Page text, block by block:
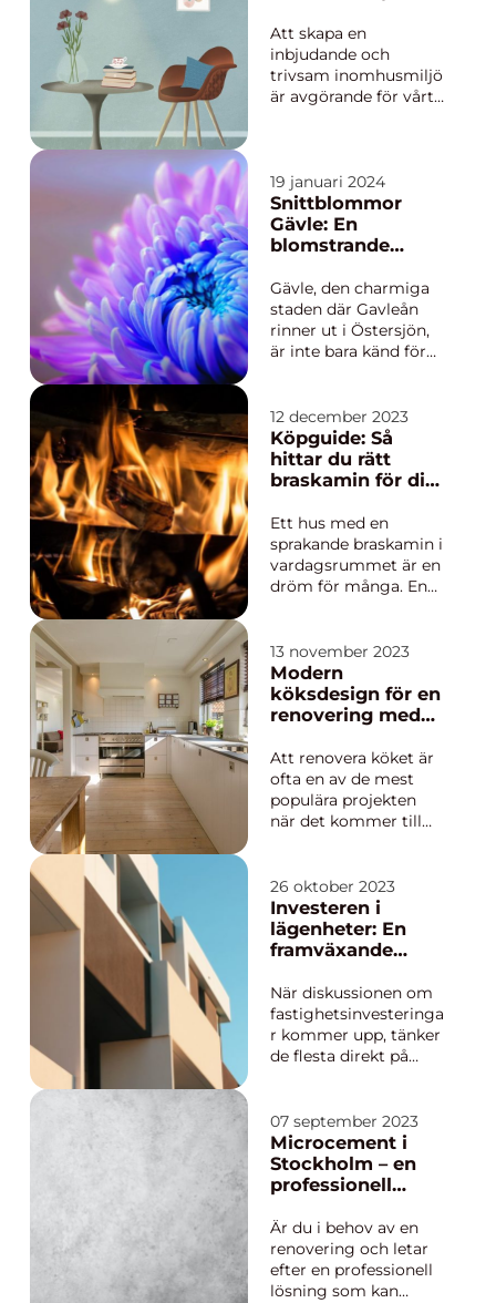
du söke...
Att skapa en
inbjudande och
trivsam inomhusmiljö
är avgörande för vårt
och
målningsprodukter
kan du förvandla ditt
hem till en plats
19 januari 2024
Snittblommor
Gävle: En
blomstrande
Gävle, den charmiga
staden där Gavleån
rinner ut i Östersjön,
är inte bara känd för
även för sin kärlek till
naturen och
blommor. Att pryda
hem och offe...
12 december 2023
Köpguide: Så
hittar du rätt
braskamin för ditt
Ett hus med en
sprakande braskamin i
vardagsrummet är en
dröm för många. En
hemmet, det ger
också en mysig
känsla, ökar
hemtrevnaden och
samlingspunkt för
familje...
13 november 2023
Modern
köksdesign för en
renovering med
Att renovera köket är
ofta en av de mest
populära projekten
när det kommer till
inte bara funktionellt
utan ger även ett
stilfullt och elegant
intryck. I denna artikel
26 oktober 2023
Investeren i
lägenheter: En
framväxande
När diskussionen om
fastighetsinvesteringa
r kommer upp, tänker
de flesta direkt på
övervägt alternativet
att investera i
lägenheter? Denna
artikel kommer att
07 september 2023
Microcement i
Stockholm – en
professionell
renovering
Är du i behov av en
renovering och letar
efter en professionell
lösning som kan